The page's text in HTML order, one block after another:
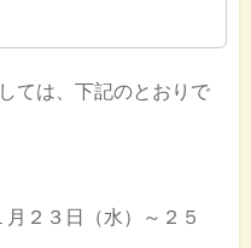
ては、下記のとおりで
２３日（水）～２５